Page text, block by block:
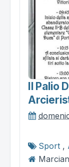
Il Palio
Sport ,